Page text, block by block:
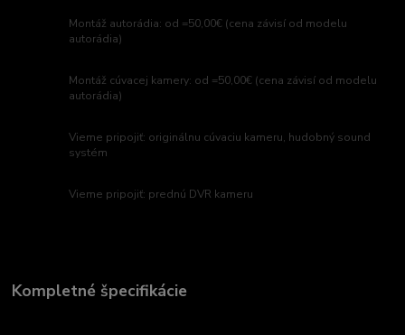
Montáž autorádia: od =50,00€ (cena závisí od modelu
autorádia)
Montáž cúvacej kamery: od =50,00€ (cena závisí od modelu
autorádia)
Vieme pripojiť: originálnu cúvaciu kameru, hudobný sound
systém
Vieme pripojiť: prednú DVR kameru
Kompletné špecifikácie